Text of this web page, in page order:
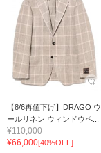
【8/6再値下げ】DRAGO ウ
ールリネン ウィンドウペ...
¥110,000
¥66,000[40%OFF]